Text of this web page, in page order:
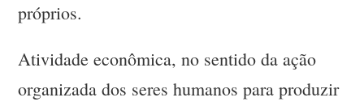
próprios.
Atividade econômica, no sentido da ação
organizada dos seres humanos para produzir